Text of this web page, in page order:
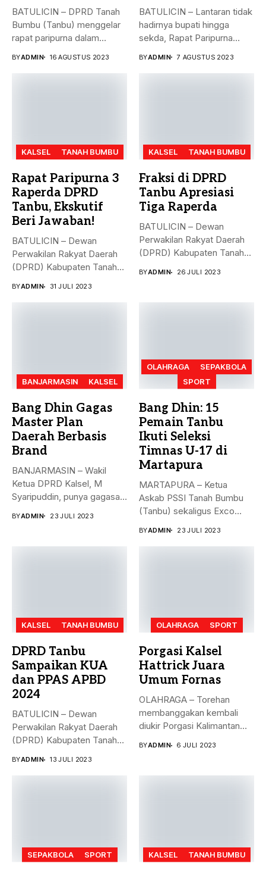
BATULICIN – DPRD Tanah
Bumbu (Tanbu) menggelar
rapat paripurna dalam
BYADMIN 16 AGUSTUS 2023
BATULICIN – Lantaran tidak
hadirnya bupati hingga
sekda, Rapat Paripurna
BYADMIN 7 AGUSTUS 2023
KALSEL TANAH BUMBU
Rapat Paripurna 3
Raperda DPRD
Tanbu, Ekskutif
Beri Jawaban!
BATULICIN – Dewan
Perwakilan Rakyat Daerah
(DPRD) Kabupaten Tanah
BYADMIN 31 JULI 2023
KALSEL TANAH BUMBU
Fraksi di DPRD
Tanbu Apresiasi
Tiga Raperda
BATULICIN – Dewan
Perwakilan Rakyat Daerah
(DPRD) Kabupaten Tanah
BYADMIN 26 JULI 2023
BANJARMASIN KALSEL
Bang Dhin Gagas
Master Plan
Daerah Berbasis
Brand
BANJARMASIN – Wakil
Ketua DPRD Kalsel, M
Syaripuddin, punya gagasan
BYADMIN 23 JULI 2023
OLAHRAGA
SEPAKBOLA
SPORT
Bang Dhin: 15
Pemain Tanbu
Ikuti Seleksi
Timnas U-17 di
Martapura
MARTAPURA – Ketua
Askab PSSI Tanah Bumbu
(Tanbu) sekaligus Exco
BYADMIN 23 JULI 2023
KALSEL TANAH BUMBU
DPRD Tanbu
Sampaikan KUA
dan PPAS APBD
2024
BATULICIN – Dewan
Perwakilan Rakyat Daerah
(DPRD) Kabupaten Tanah
BYADMIN 13 JULI 2023
OLAHRAGA SPORT
Porgasi Kalsel
Hattrick Juara
Umum Fornas
OLAHRAGA – Torehan
membanggakan kembali
diukir Porgasi Kalimantan
BYADMIN 6 JULI 2023
SEPAKBOLA SPORT KALSEL TANAH BUMBU